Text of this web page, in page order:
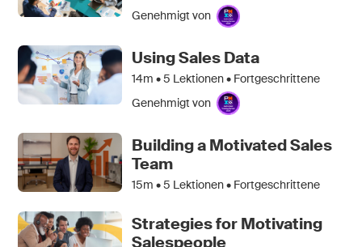
Genehmigt von
Using Sales Data
14m •5 Lektionen • Fortgeschrittene
Genehmigt von
Building a Motivated Sales
Team
15m •5 Lektionen • Fortgeschrittene
Strategies for Motivating
Salespeople